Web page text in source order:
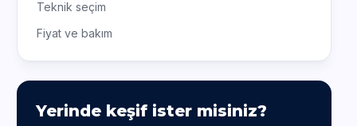
Teknik seçim
Fiyat ve bakım
Yerinde keşif ister misiniz?